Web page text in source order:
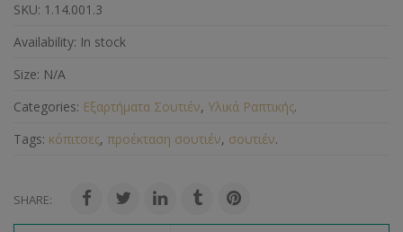
SKU: 1.14.001.3
Availability: In stock
Size: N/A
Categories: Εξαρτήματα Σουτιέν, Υλικά Ραπτικής.
Tags: κόπιτσες, προέκταση σουτιέν, σουτιέν.
SHARE: